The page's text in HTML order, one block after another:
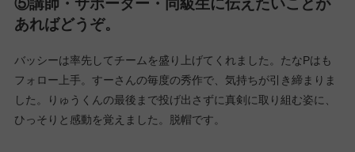
自分をほめてあげていいんだと、自己肯定感が上がりました。
④今後、中級編の受講を検討されている方にメ
ッセージをお願いします。
私は最初から緊張しすぎて、中級編を怖がってました。この緊張